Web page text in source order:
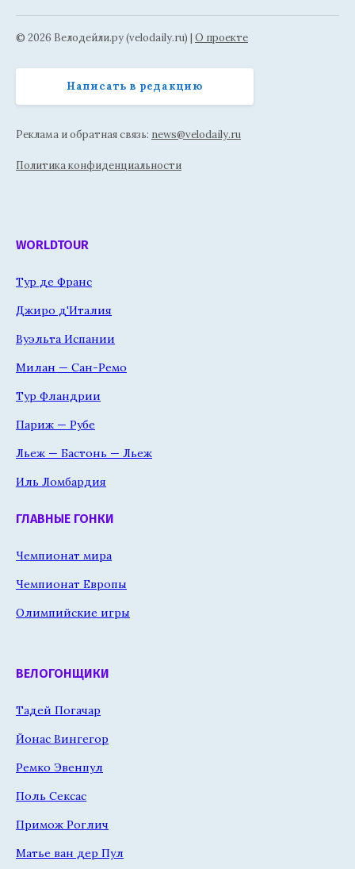
© 2026 Велодейли.ру (velodaily.ru) | О проекте
Написать в редакцию
Реклама и обратная связь: news@velodaily.ru
Политика конфиденциальности
WORLDTOUR
Тур де Франс
Джиро д'Италия
Вуэльта Испании
Милан — Сан-Ремо
Тур Фландрии
Париж — Рубе
Льеж — Бастонь — Льеж
Иль Ломбардия
ГЛАВНЫЕ ГОНКИ
Чемпионат мира
Чемпионат Европы
Олимпийские игры
ВЕЛОГОНЩИКИ
Тадей Погачар
Йонас Вингегор
Ремко Эвенпул
Поль Сексас
Примож Роглич
Матье ван дер Пул